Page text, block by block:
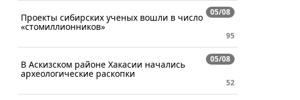
05/08
Проекты сибирских ученых вошли в число
«стомиллионников»
95
05/08
В Аскизском районе Хакасии начались
археологические раскопки
52